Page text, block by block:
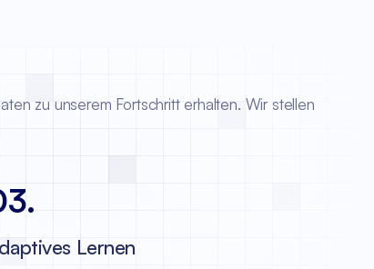
zu unserem Fortschritt erhalten. Wir stellen
.
Lernen